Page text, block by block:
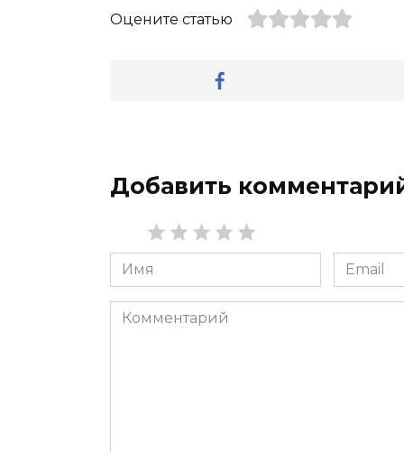
Оцените статью
Добавить
Имя
*
Email
*
Комментарий